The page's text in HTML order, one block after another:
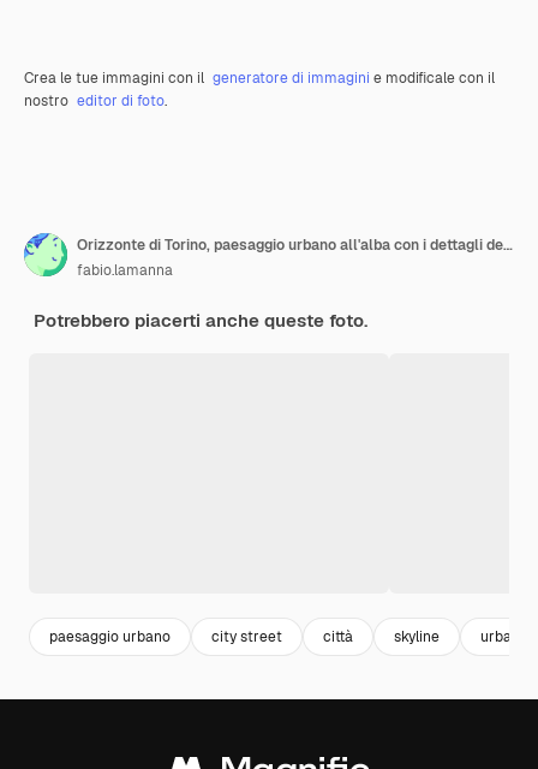
Crea le tue immagini con il generatore di immagini e modificale con il
nostro editor di foto.
Orizzonte di Torino, paesaggio urbano all'alba con i dettagli della Mole Antonelliana che domina la città. Luce colorata scenica sulle Alpi innevate sullo sfondo.
fabio.lamanna
Potrebbero piacerti anche queste foto.
paesaggio urbano city street città skyline urban